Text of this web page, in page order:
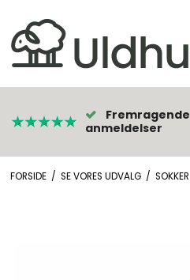
Fremragende
anmeldelser
FORSIDE / SE VORES UDVALG / SOKKER